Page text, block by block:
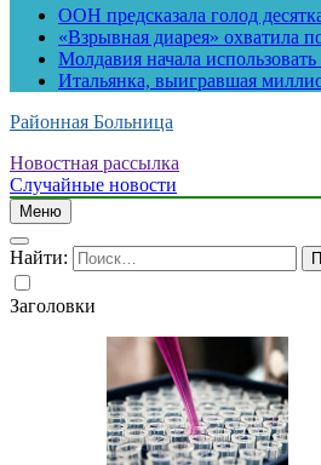
ООН предсказала голод
«Взрывная диарея»
Молдавия начала
Итальянка, выигравшая
Районная Больница
Новостная рассылка
Случайные новости
Меню
Найти:
Заголовки